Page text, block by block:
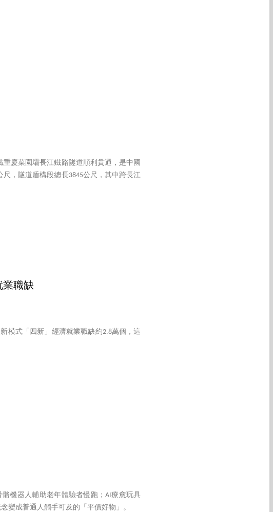
慶菜園壩長江鐵路隧道順利貫通，是中國
，隧道盾構段總長3845公尺，其中跨長江
業職缺
模式「四新」經濟就業職缺約2.8萬個，這
機器人輔助老年體驗者慢跑；AI療愈玩具
變成普通人觸手可及的「平價好物」。